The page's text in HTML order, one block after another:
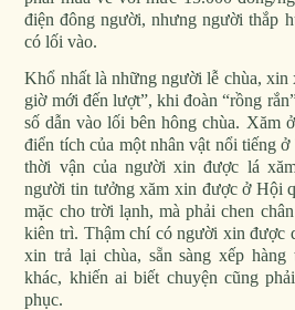
điện đông người, nhưng người thắp
có lối vào.
Khổ nhất là những người lễ chùa, xin
giờ mới đến lượt”, khi đoàn “rồng
số dẫn vào lối bên hông chùa. Xăm
điển tích của một nhân vật nổi tiếng
thời vận của người xin được lá
người tin tưởng xăm xin được ở Hội
mặc cho trời lạnh, mà phải chen
kiên trì. Thậm chí có người xin được
xin trả lại chùa, sẵn sàng xếp
khác, khiến ai biết chuyện cũng
phục.